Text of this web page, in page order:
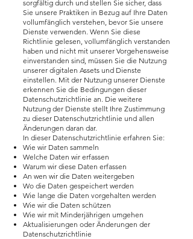
sorgfältig durch und stellen Sie sicher, dass
Sie unsere Praktiken in Bezug auf Ihre Daten
vollumfänglich verstehen, bevor Sie unsere
Dienste verwenden. Wenn Sie diese
Richtlinie gelesen, vollumfänglich verstanden
haben und nicht mit unserer Vorgehensweise
einverstanden sind, müssen Sie die Nutzung
unserer digitalen Assets und Dienste
einstellen. Mit der Nutzung unserer Dienste
erkennen Sie die Bedingungen dieser
Datenschutzrichtlinie an. Die weitere
Nutzung der Dienste stellt Ihre Zustimmung
zu dieser Datenschutzrichtlinie und allen
Änderungen daran dar.
In dieser Datenschutzrichtlinie erfahren Sie:
Wie wir Daten sammeln
Welche Daten wir erfassen
Warum wir diese Daten erfassen
An wen wir die Daten weitergeben
Wo die Daten gespeichert werden
Wie lange die Daten vorgehalten werden
Wie wir die Daten schützen
Wie wir mit Minderjährigen umgehen
Aktualisierungen oder Änderungen der
Datenschutzrichtlinie